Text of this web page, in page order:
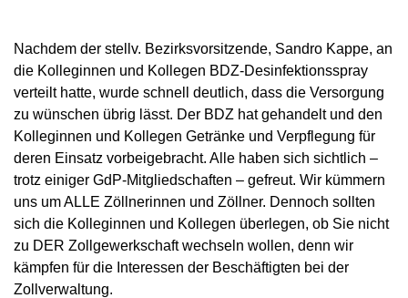
Nachdem der stellv. Bezirksvorsitzende, Sandro Kappe, an
die Kolleginnen und Kollegen BDZ-Desinfektionsspray
verteilt hatte, wurde schnell deutlich, dass die Versorgung
zu wünschen übrig lässt. Der BDZ hat gehandelt und den
Kolleginnen und Kollegen Getränke und Verpflegung für
deren Einsatz vorbeigebracht. Alle haben sich sichtlich –
trotz einiger GdP-Mitgliedschaften – gefreut. Wir kümmern
uns um ALLE Zöllnerinnen und Zöllner. Dennoch sollten
sich die Kolleginnen und Kollegen überlegen, ob Sie nicht
zu DER Zollgewerkschaft wechseln wollen, denn wir
kämpfen für die Interessen der Beschäftigten bei der
Zollverwaltung.